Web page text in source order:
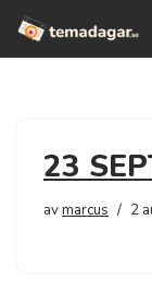
Hoppa
23
avmarcus 2